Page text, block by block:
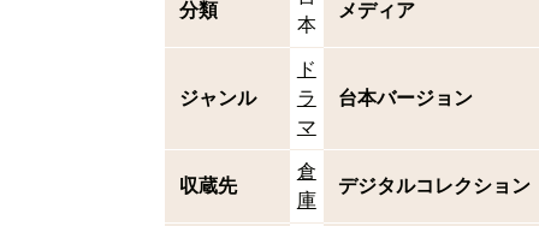
分類
本
メディア
ジャンル
ド
ラ
マ
台本バージョン
収蔵先
倉
庫
デジタルコレクション